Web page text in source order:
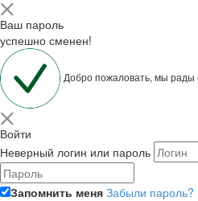
Ваш пароль
успешно сменен!
Добро пожаловать, мы рады
Войти
Неверный логин или пароль
Запомнить меня Забыли пароль?